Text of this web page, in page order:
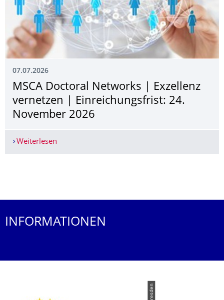
07.07.2026
MSCA Doctoral Networks | Exzellenz
vernetzen | Einreichungsfrist: 24.
November 2026
Weiterlesen
INFORMATIONEN